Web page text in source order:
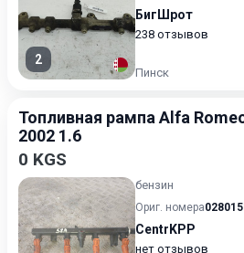
2
БигШрот
238 отзывов
Пинск
Топливная рампа Alfa
2002 1.6
0 KGS
бензин
Ориг. номера
CentrKPP
нет отзывов